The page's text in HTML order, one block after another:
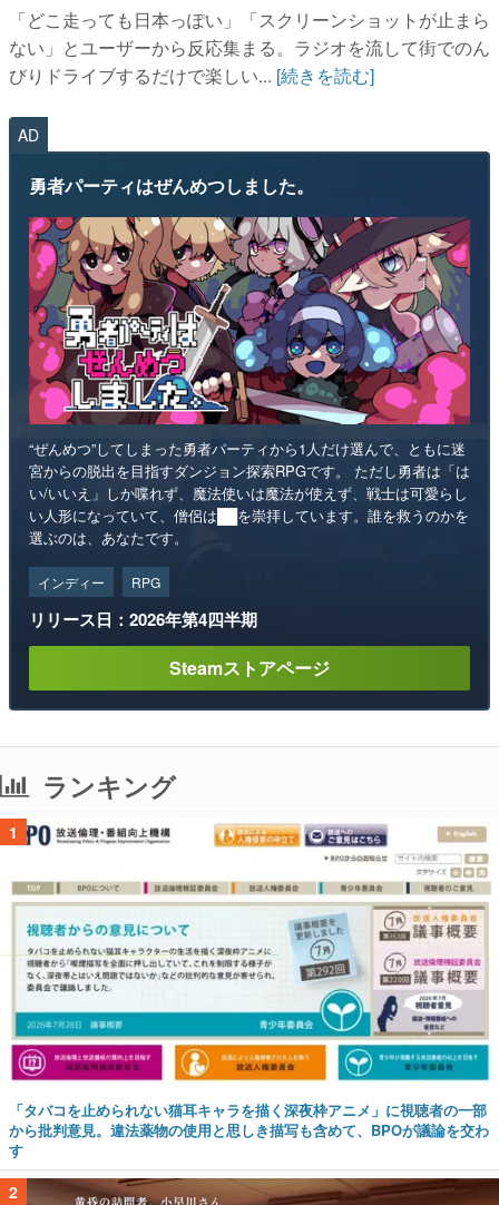
「どこ走っても日本っぽい」「スクリーンショットが止まら
ない」とユーザーから反応集まる。ラジオを流して街でのん
びりドライブするだけで楽しい... [続きを読む]
AD
勇者パーティはぜんめつしました。
“ぜんめつ”してしまった勇者パーティから1人だけ選んで、ともに迷
宮からの脱出を目指すダンジョン探索RPGです。 ただし勇者は「は
い/いいえ」しか喋れず、魔法使いは魔法が使えず、戦士は可愛らし
い人形になっていて、僧侶は██を崇拝しています。誰を救うのかを
選ぶのは、あなたです。
インディー RPG
リリース日：2026年第4四半期
Steamストアページ
ランキング
1
「タバコを止められない猫耳キャラを描く深夜枠アニメ」に視聴者の一部
から批判意見。違法薬物の使用と思しき描写も含めて、BPOが議論を交わ
す
2